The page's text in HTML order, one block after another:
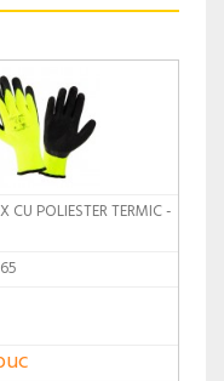
CU POLIESTER TERMIC -